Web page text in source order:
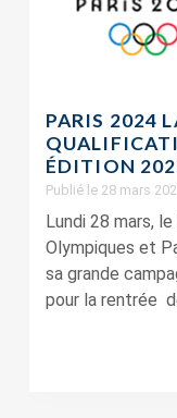
PARIS 2024
ÉDITION
Publié le 28 mars
Lundi 28 mars,
Olympiques et
sa grande
pour la rentrée